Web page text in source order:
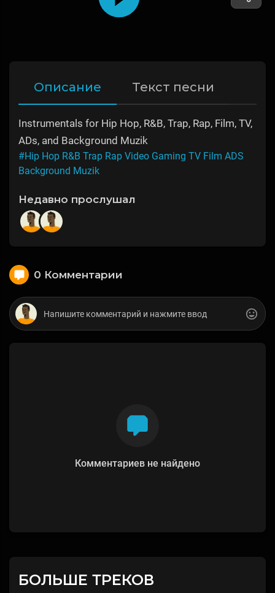
Описание Текст песни
Instrumentals for Hip Hop, R&B, Trap, Rap, Film, TV,
ADs, and Background Muzik
#Hip Hop R&B Trap Rap Video Gaming TV Film ADS
Background Muzik
Недавно прослушал
0 Комментарии
Комментариев не найдено
БОЛЬШЕ ТРЕКОВ